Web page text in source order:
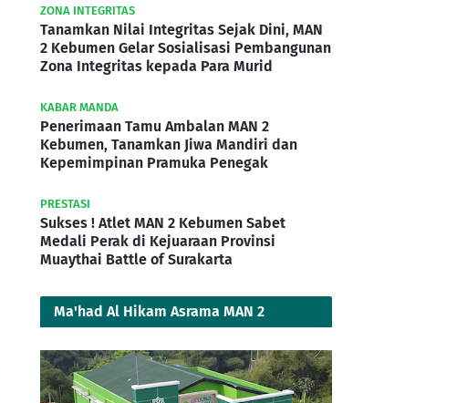
ZONA INTEGRITAS
Tanamkan Nilai Integritas Sejak Dini, MAN
2 Kebumen Gelar Sosialisasi Pembangunan
Zona Integritas kepada Para Murid
KABAR MANDA
Penerimaan Tamu Ambalan MAN 2
Kebumen, Tanamkan Jiwa Mandiri dan
Kepemimpinan Pramuka Penegak
PRESTASI
Sukses ! Atlet MAN 2 Kebumen Sabet
Medali Perak di Kejuaraan Provinsi
Muaythai Battle of Surakarta
Ma'had Al Hikam Asrama MAN 2